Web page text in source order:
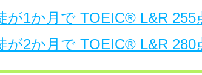
が1か月で TOEIC® L&R 255
が2か月で TOEIC® L&R 280